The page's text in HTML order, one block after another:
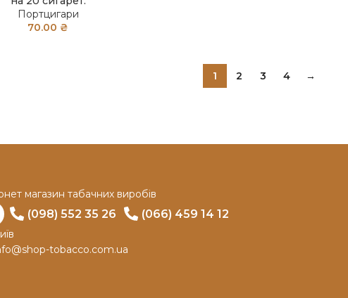
Портцигари
70.00 ₴
1 2 3 4 →
магазин табачних виробів
(098) 552 35 26 (066) 459 14 12
tobacco.com.ua